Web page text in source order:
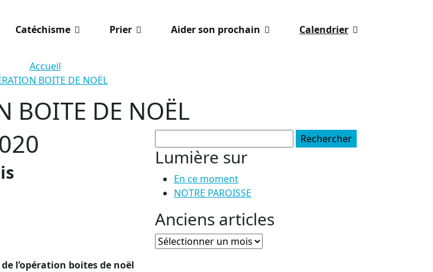
Catéchisme Prier Aider son prochain Calendrier
Accueil
BOITE DE NOËL
BOITE DE NOËL
l’opération boites de noël
Lumière sur
En ce moment
NOTRE PAROISSE
Anciens articles
Anciens